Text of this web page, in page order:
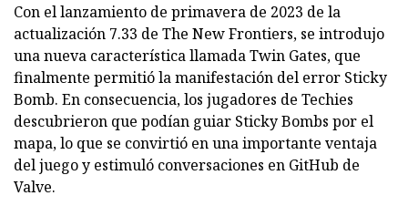
Con el lanzamiento de primavera de 2023 de la
actualización 7.33 de The New Frontiers, se introdujo
una nueva característica llamada Twin Gates, que
finalmente permitió la manifestación del error Sticky
Bomb. En consecuencia, los jugadores de Techies
descubrieron que podían guiar Sticky Bombs por el
mapa, lo que se convirtió en una importante ventaja
del juego y estimuló conversaciones en GitHub de
Valve.